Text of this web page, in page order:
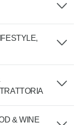
& WINE